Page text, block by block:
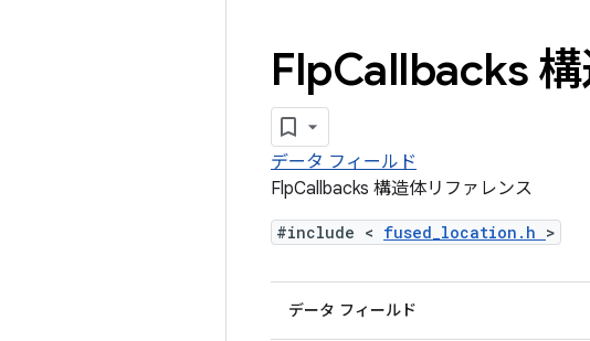
FlpCallbacks
データ フィールド
FlpCallbacks 構造体リファレンス
#include < fused_location.h >
データ フィールド